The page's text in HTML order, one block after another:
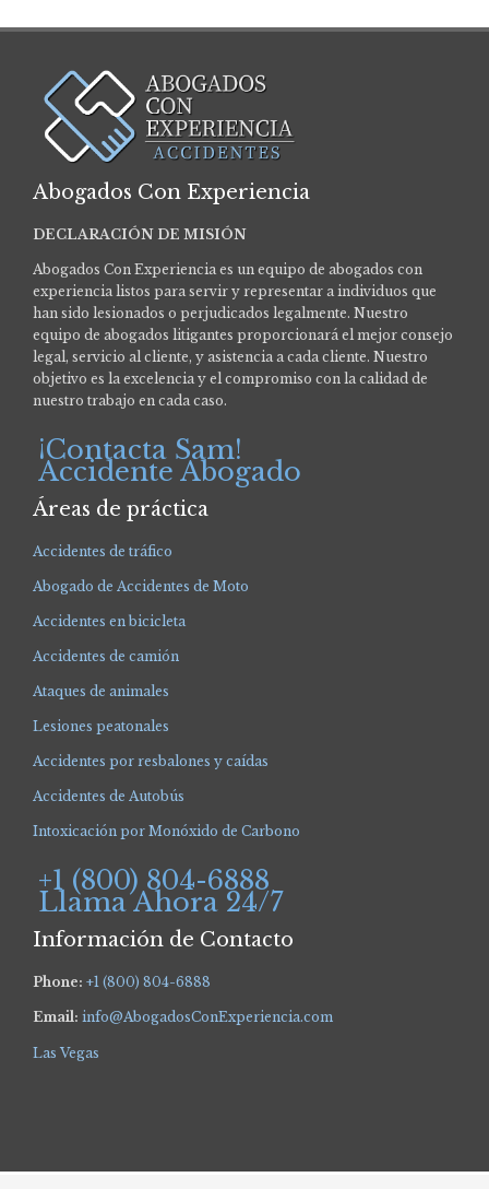
Abogados Con Experiencia
DECLARACIÓN DE MISIÓN
Abogados Con Experiencia es un equipo de abogados con
experiencia listos para servir y representar a individuos que
han sido lesionados o perjudicados legalmente. Nuestro
equipo de abogados litigantes proporcionará el mejor consejo
legal, servicio al cliente, y asistencia a cada cliente. Nuestro
objetivo es la excelencia y el compromiso con la calidad de
nuestro trabajo en cada caso.
¡Contacta Sam!
Accidente Abogado
Áreas de práctica
Accidentes de tráfico
Abogado de Accidentes de Moto
Accidentes en bicicleta
Accidentes de camión
Ataques de animales
Lesiones peatonales
Accidentes por resbalones y caídas
Accidentes de Autobús
Intoxicación por Monóxido de Carbono
+1 (800) 804-6888
Llama Ahora 24/7
Información de Contacto
Phone: +1 (800) 804-6888
Email: info@AbogadosConExperiencia.com
Las Vegas